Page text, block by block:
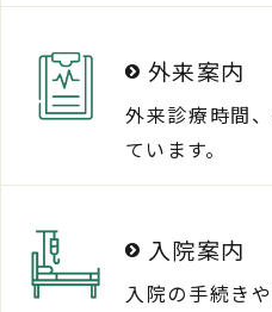
外来案内
外来診療時間
ています。
入院案内
入院の手続き